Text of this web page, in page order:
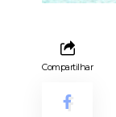
Compartilhar